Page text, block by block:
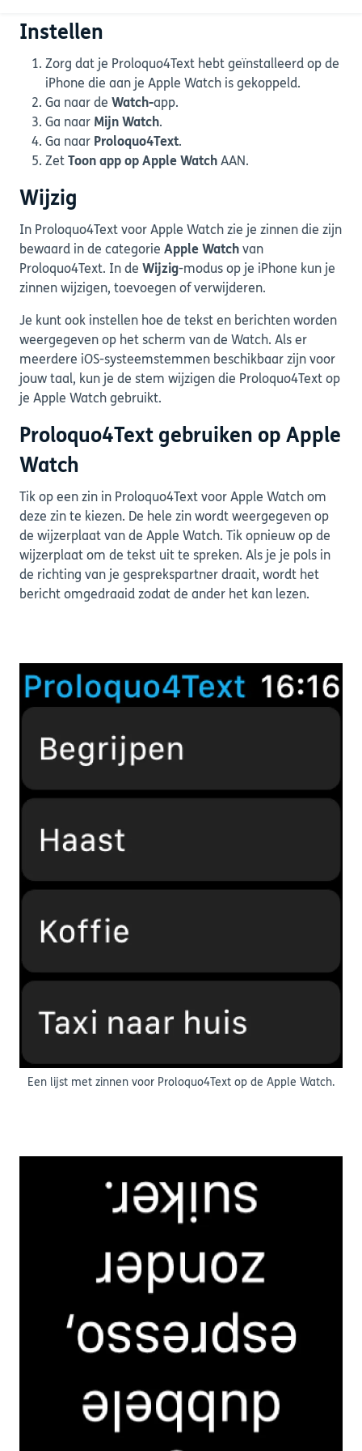
Instellen
Zorg dat je Proloquo4Text hebt geïnstalleerd op de
iPhone die aan je Apple Watch is gekoppeld.
Ga naar de Watch-app.
Ga naar Mijn Watch.
Ga naar Proloquo4Text.
Zet
Toon app op Apple Watch AAN.
Wijzig
In Proloquo4Text voor Apple Watch zie je zinnen die zijn
bewaard in de categorie Apple Watch van
Proloquo4Text. In de Wijzig-modus op je iPhone kun je
zinnen wijzigen, toevoegen of verwijderen.
Je kunt ook instellen hoe de tekst en berichten worden
weergegeven op het scherm van de Watch. Als er
meerdere iOS-systeemstemmen beschikbaar zijn voor
jouw taal, kun je de stem wijzigen die Proloquo4Text op
je Apple Watch gebruikt.
Proloquo4Text gebruiken op Apple
Watch
Tik op een zin in Proloquo4Text voor Apple Watch om
deze zin te kiezen. De hele zin wordt weergegeven op
de wijzerplaat van de Apple Watch. Tik opnieuw op de
wijzerplaat om de tekst uit te spreken. Als je je pols in
de richting van je gesprekspartner draait, wordt het
bericht omgedraaid zodat de ander het kan lezen.
Een lijst met zinnen voor Proloquo4Text op de Apple Watch.